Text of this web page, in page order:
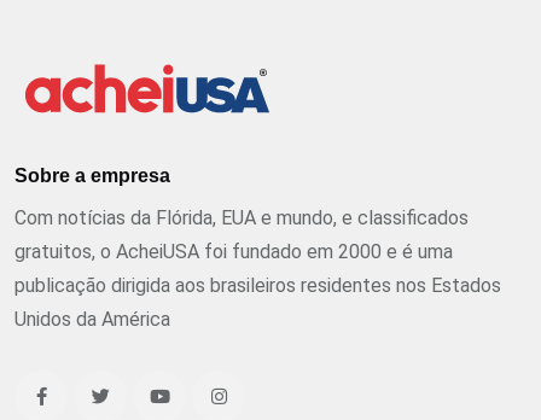
Sobre a empresa
Com notícias da Flórida, EUA e mundo, e classificados
gratuitos, o AcheiUSA foi fundado em 2000 e é uma
publicação dirigida aos brasileiros residentes nos Estados
Unidos da América